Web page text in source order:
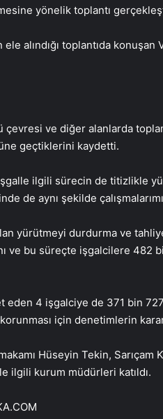
yönelik toplantı
alındığı toplantıda konuşan
ve diğer alanlarda
geçtiklerini kaydetti.
ilgili sürecin de titizlikle
de aynı şekilde
yürütmeyi durdurma ve
ve bu süreçte işgalcilere
eden 4 işgalciye de 371 bin
için denetimlerin
Hüseyin Tekin, Sarıçam
ilgili kurum müdürleri katıldı.